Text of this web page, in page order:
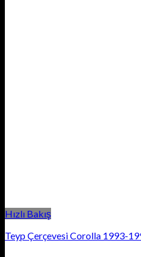
Hızlı Bakış
Teyp Çerçevesi Corolla 1993-